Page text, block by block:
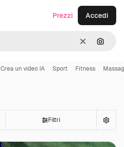
CancellaCerca
Prezzi Accedi
Crea un video IA Sport Fitness
Filtri